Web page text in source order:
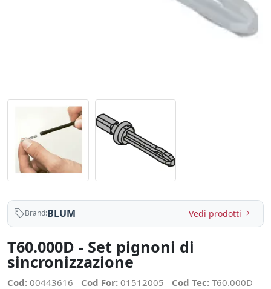
Brand:BLUM Vedi prodotti
T60.000D - Set pignoni di
sincronizzazione
Cod: 00443616 Cod For: 01512005 Cod Tec: T60.000D